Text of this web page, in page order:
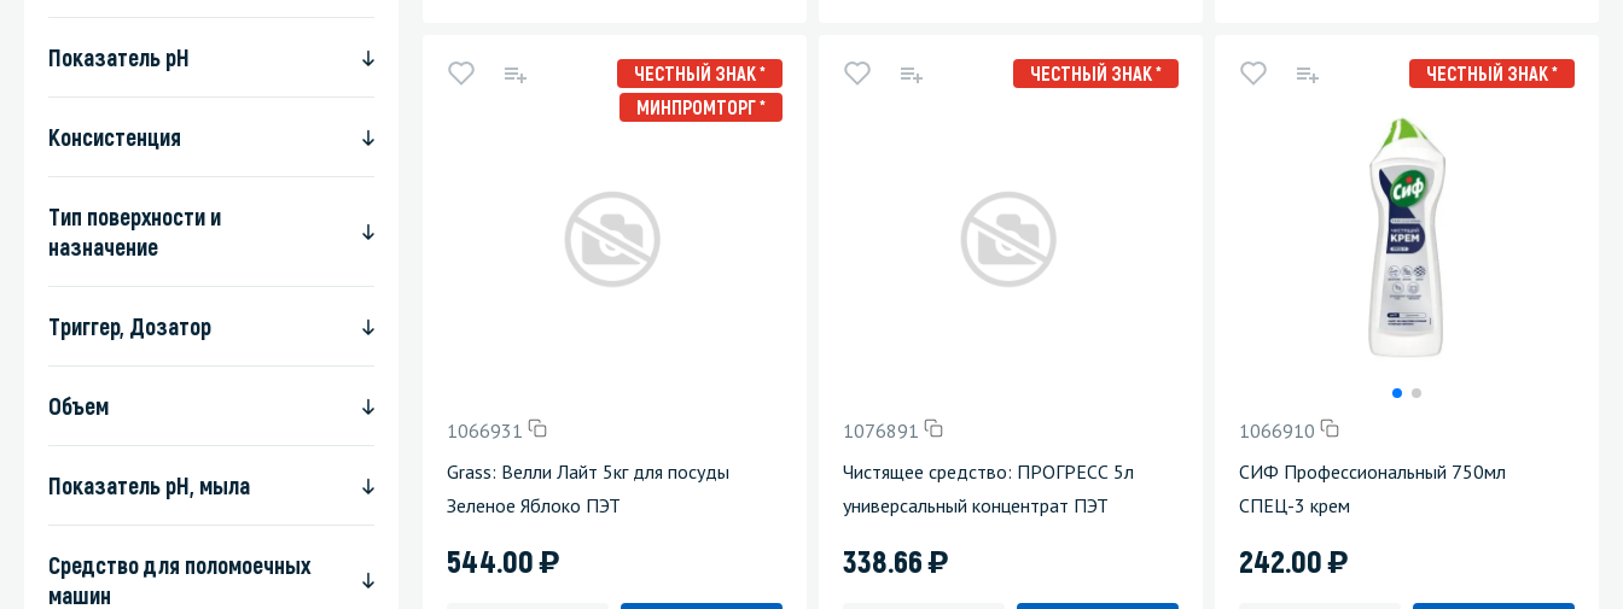
Показатель pH
Консистенция
Тип поверхности и
назначение
Триггер, Дозатор
Объем
Показатель pH, мыла
Средство для поломоечных
машин
ЧЕСТНЫЙ ЗНАК *
МИНПРОМТОРГ *
1066931
Grass: Велли Лайт 5кг для посуды
Зеленое Яблоко ПЭТ
544.00)
ЧЕСТНЫЙ ЗНАК *
1076891
Чистящее средство: ПРОГРЕСС 5л
универсальный концентрат ПЭТ
338.66)
ЧЕСТНЫЙ ЗНАК *
1066910
СИФ Профессиональный 750мл
СПЕЦ-3 крем
242.00)